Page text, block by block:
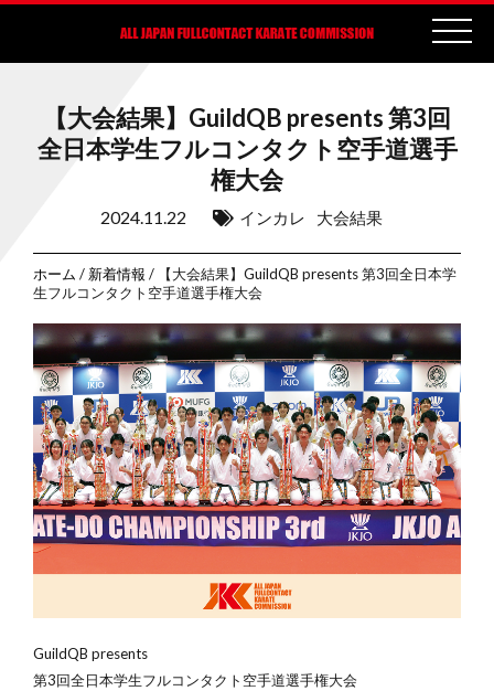
【大会結果】GuildQB presents 第3回
全日本学生フルコンタクト空手道選手
権大会
2024.11.22 インカレ 大会結果
ホーム / 新着情報 / 【大会結果】GuildQB presents 第3回全日本学
生フルコンタクト空手道選手権大会
GuildQB presents
第3回全日本学生フルコンタクト空手道選手権大会